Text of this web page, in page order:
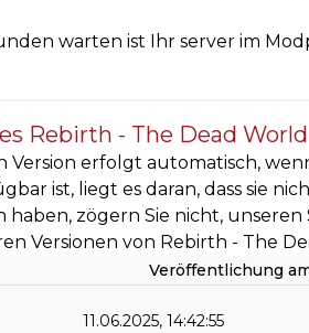
warten ist Ihr server im
Rebirth - The Dead World
erfolgt automatisch,
ist, liegt es daran, dass sie
haben, zögern Sie nicht,
Versionen von Rebirth - The
Veröffentlichung
11.06.2025, 14:42:55